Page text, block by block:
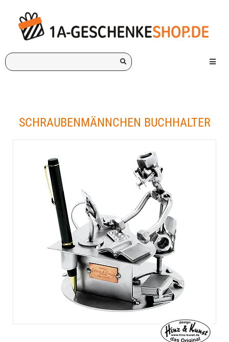
Ich
suche
Menü
SCHRAUBENMÄNNCHEN BUCHHALTER